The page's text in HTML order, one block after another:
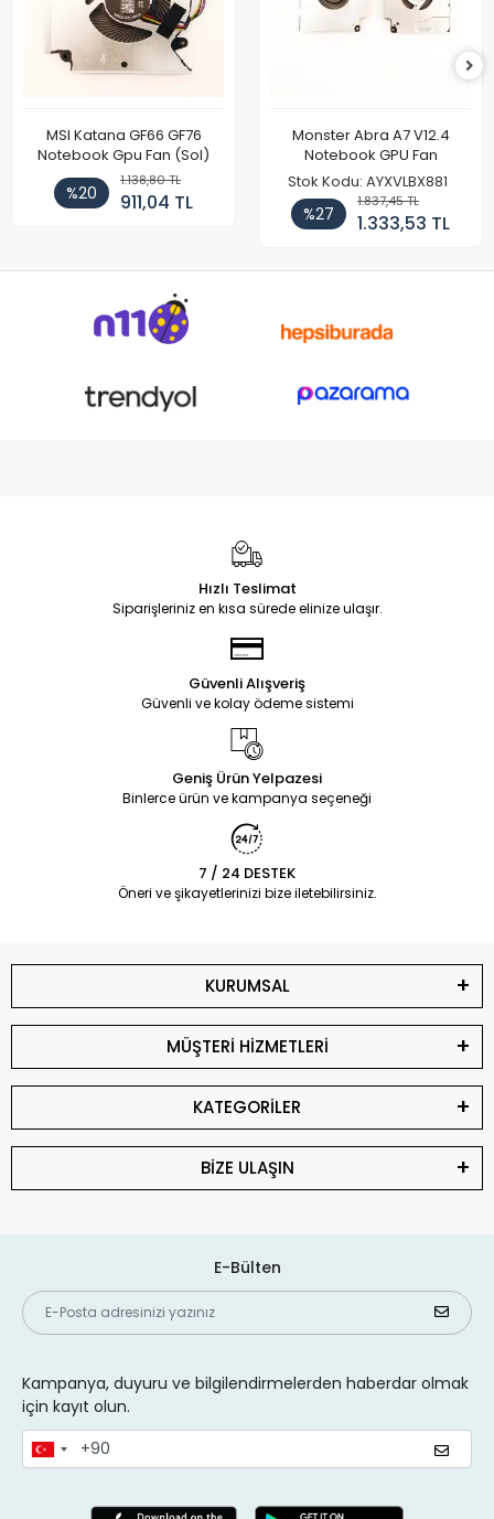
MSI Katana GF66 GF76
Notebook Gpu Fan (Sol)
%20
1.138,80 TL
911,04 TL
Monster Abra A7 V12.4
Notebook GPU Fan
Stok Kodu: AYXVLBX881
%27
1.837,45 TL
1.333,53 TL
Hızlı Teslimat
Siparişleriniz en kısa sürede elinize ulaşır.
Güvenli Alışveriş
Güvenli ve kolay ödeme sistemi
Geniş Ürün Yelpazesi
Binlerce ürün ve kampanya seçeneği
7 / 24 DESTEK
Öneri ve şikayetlerinizi bize iletebilirsiniz.
KURUMSAL
MÜŞTERİ HİZMETLERİ
KATEGORİLER
BİZE ULAŞIN
E-Bülten
Kampanya, duyuru ve bilgilendirmelerden haberdar olmak
için kayıt olun.